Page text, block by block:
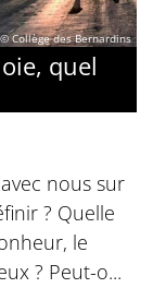
© Collège des Bernardins
quel
nous sur
? Quelle
le
? Peut-o...